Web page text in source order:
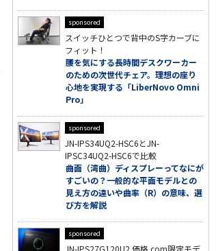
sponsored
スイッチひとつで背中のS字カーブに
フィット！
腰を気にする長時間デスクワーカー
のための次世代チェア。理想の座り
心地を実現する「LiberNovo Omni
Pro」
sponsored
JN-IPS34UQ2-HSC6とJN-
IPSC34UQ2-HSC6で比較
曲面（湾曲）ディスプレーってなにが
すごいの？一般的な平面モデルとの
見え方の違いや曲率（R）の意味、選
び方を解説
sponsored
JN-IPS27G120U2 価格.com限定モデ